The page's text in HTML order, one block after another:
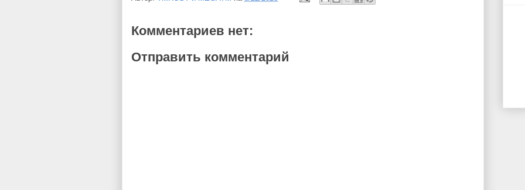
Комментариев нет:
Отправить комментарий